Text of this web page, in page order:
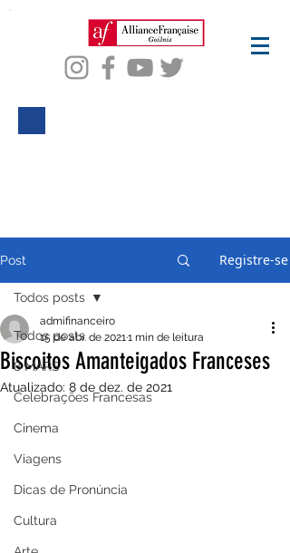
BLOG ALIANÇA
Post Registre-se
Todos posts
8 MARS
Celebrações Francesas
Cinema
Viagens
Dicas de Pronúncia
Cultura
Todos posts
Biscoitos Amanteigados Franceses
admifinanceiro
15 de abr. de 20211 min de leitura
Atualizado: 8 de dez. de 2021